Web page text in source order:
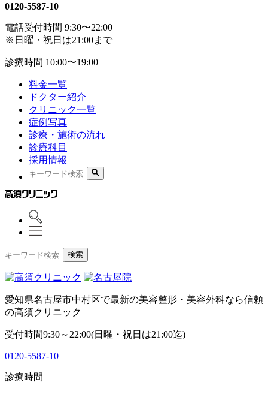
0120-5587-10
電話受付時間 9:30〜22:00
※日曜・祝日は21:00まで
診療時間 10:00〜19:00
料金一覧
ドクター紹介
クリニック一覧
症例写真
診療・施術の流れ
診療科目
採用情報
検索
愛知県名古屋市中村区で最新の美容整形・美容外科なら信頼
の高須クリニック
受付時間9:30～22:00(日曜・祝日は21:00迄)
0120-5587-10
診療時間